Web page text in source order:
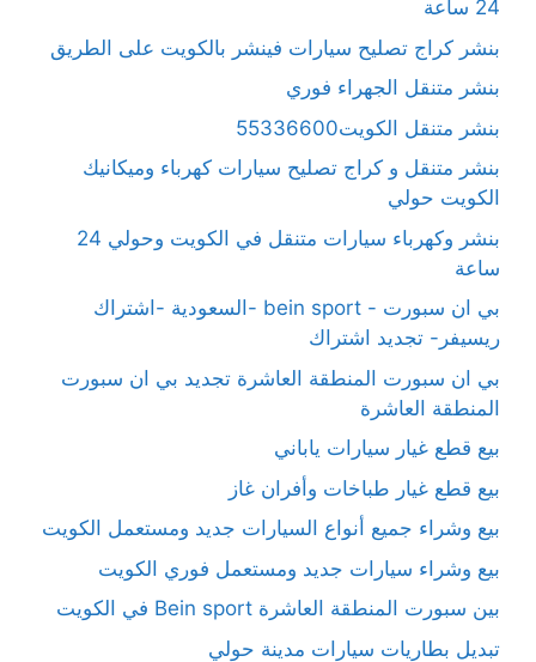
24 ساعة
بنشر كراج تصليح سيارات فينشر بالكويت على الطريق
بنشر متنقل الجهراء فوري
بنشر متنقل الكويت55336600
بنشر متنقل و كراج تصليح سيارات كهرباء وميكانيك
الكويت حولي
بنشر وكهرباء سيارات متنقل في الكويت وحولي 24
ساعة
بي ان سبورت - bein sport -السعودية -اشتراك
ريسيفر- تجديد اشتراك
بي ان سبورت المنطقة العاشرة تجديد بي ان سبورت
المنطقة العاشرة
بيع قطع غيار سيارات ياباني
بيع قطع غيار طباخات وأفران غاز
بيع وشراء جميع أنواع السيارات جديد ومستعمل الكويت
بيع وشراء سيارات جديد ومستعمل فوري الكويت
بين سبورت المنطقة العاشرة Bein sport في الكويت
تبديل بطاريات سيارات مدينة حولي